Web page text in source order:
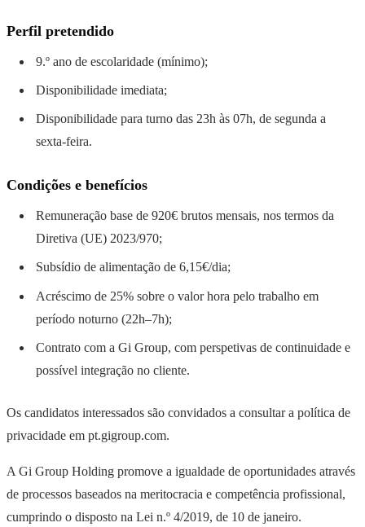
Perfil pretendido
9.º ano de escolaridade (mínimo);
Disponibilidade imediata;
Disponibilidade para turno das 23h às 07h, de segunda a
sexta-feira.
Condições e benefícios
Remuneração base de 920€ brutos mensais, nos termos da
Diretiva (UE) 2023/970;
Subsídio de alimentação de 6,15€/dia;
Acréscimo de 25% sobre o valor hora pelo trabalho em
período noturno (22h–7h);
Contrato com a Gi Group, com perspetivas de continuidade e
possível integração no cliente.
Os candidatos interessados são convidados a consultar a política de
privacidade em pt.gigroup.com.
A Gi Group Holding promove a igualdade de oportunidades através
de processos baseados na meritocracia e competência profissional,
cumprindo o disposto na Lei n.º 4/2019, de 10 de janeiro.